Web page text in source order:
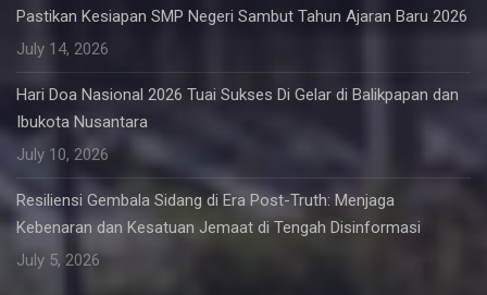
Pastikan Kesiapan SMP Negeri Sambut Tahun Ajaran Baru 2026
July 14, 2026
Hari Doa Nasional 2026 Tuai Sukses Di Gelar di Balikpapan dan
Ibukota Nusantara
July 10, 2026
Resiliensi Gembala Sidang di Era Post-Truth: Menjaga
Kebenaran dan Kesatuan Jemaat di Tengah Disinformasi
July 5, 2026